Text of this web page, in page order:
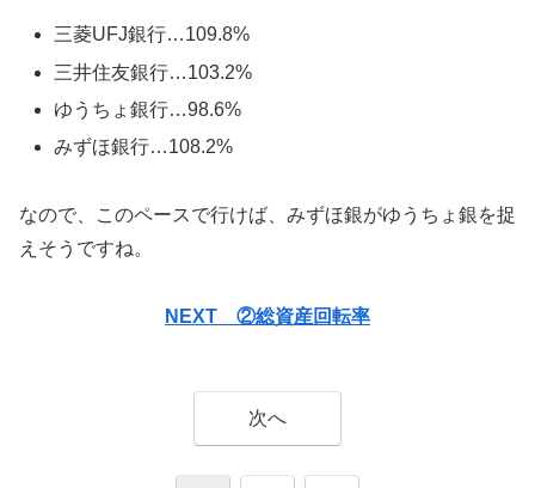
三菱UFJ銀行…109.8%
三井住友銀行…103.2%
ゆうちょ銀行…98.6%
みずほ銀行…108.2%
なので、このペースで行けば、みずほ銀がゆうちょ銀を捉
えそうですね。
NEXT ②総資産回転率
次へ